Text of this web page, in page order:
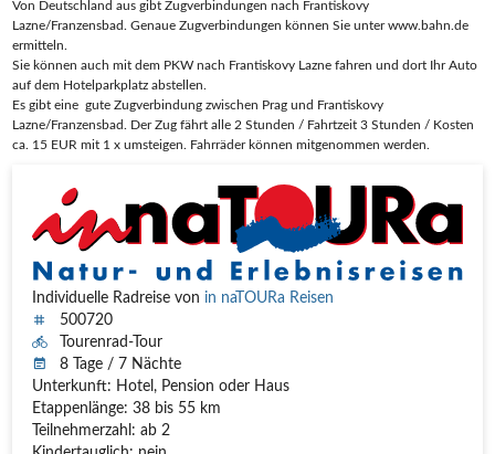
Von Deutschland aus gibt Zugverbindungen nach Frantiskovy
Lazne/Franzensbad. Genaue Zugverbindungen können Sie unter www.bahn.de
ermitteln.
Sie können auch mit dem PKW nach Frantiskovy Lazne fahren und dort Ihr Auto
auf dem Hotelparkplatz abstellen.
Es gibt eine gute Zugverbindung zwischen Prag und Frantiskovy
Lazne/Franzensbad. Der Zug fährt alle 2 Stunden / Fahrtzeit 3 Stunden / Kosten
ca. 15 EUR mit 1 x umsteigen. Fahrräder können mitgenommen werden.
Individuelle Radreise von in naTOURa Reisen
500720
Tourenrad-Tour
8 Tage / 7 Nächte
Unterkunft: Hotel, Pension oder Haus
Etappenlänge: 38 bis 55 km
Teilnehmerzahl: ab 2